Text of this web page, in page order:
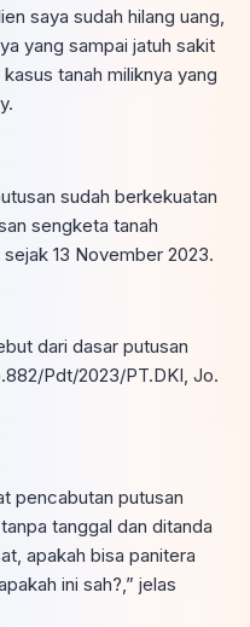
saya sudah hilang uang,
yang sampai jatuh sakit
tanah miliknya yang
sudah berkekuatan
sengketa tanah
13 November 2023.
dari dasar putusan
Pdt/2023/PT.DKI, Jo.
pencabutan putusan
tanggal dan ditanda
apakah bisa panitera
ini sah?,” jelas